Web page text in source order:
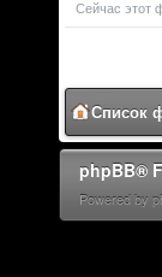
Сейчас этот
Список
phpBB®
Powered by